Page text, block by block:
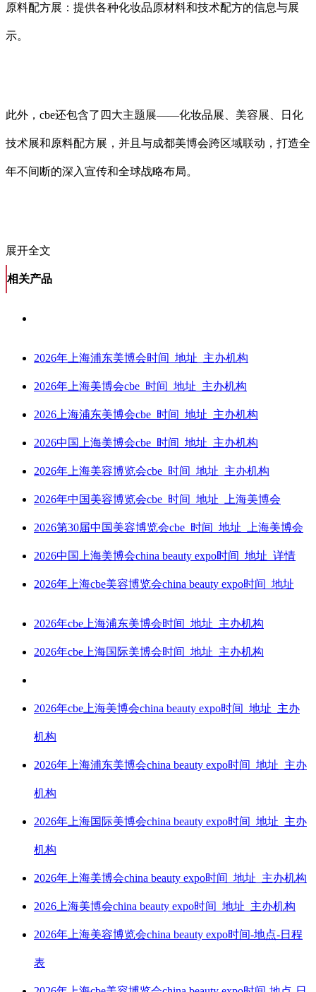
原料配方展：提供各种化妆品原材料和技术配方的信息与展
示。
此外，cbe还包含了四大主题展——化妆品展、美容展、日化
技术展和原料配方展，并且与成都美博会跨区域联动，打造全
年不间断的深入宣传和全球战略布局。
展开全文
相关产品
2026年上海浦东美博会时间_地址_主办机构
2026年上海美博会cbe_时间_地址_主办机构
2026上海浦东美博会cbe_时间_地址_主办机构
2026中国上海美博会cbe_时间_地址_主办机构
2026年上海美容博览会cbe_时间_地址_主办机构
2026年中国美容博览会cbe_时间_地址_上海美博会
2026第30届中国美容博览会cbe_时间_地址_上海美博会
2026中国上海美博会china beauty expo时间_地址_详情
2026年上海cbe美容博览会china beauty expo时间_地址
2026年cbe上海浦东美博会时间_地址_主办机构
2026年cbe上海国际美博会时间_地址_主办机构
2026年cbe上海美博会china beauty expo时间_地址_主办
机构
2026年上海浦东美博会china beauty expo时间_地址_主办
机构
2026年上海国际美博会china beauty expo时间_地址_主办
机构
2026年上海美博会china beauty expo时间_地址_主办机构
2026上海美博会china beauty expo时间_地址_主办机构
2026年上海美容博览会china beauty expo时间-地点-日程
表